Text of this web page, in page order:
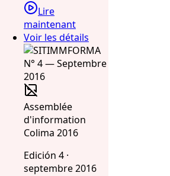
Lire
maintenant
Voir les détails
Assemblée
d'information
Colima 2016
Edición 4 ·
septembre 2016